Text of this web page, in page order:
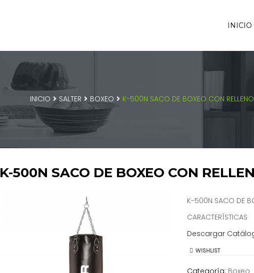
INICIO
INICIO SALTER BOXEO K-500N SACO DE BOXEO CON RELLENO
K-500N SACO DE BOXEO CON
K-500N SACO DE
CARACTERÍSTICAS
Descargar
WISHLIST
Categoría: Boxeo